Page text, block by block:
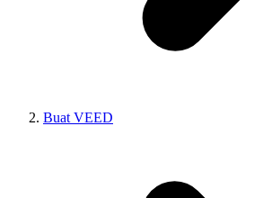
Buat VEED